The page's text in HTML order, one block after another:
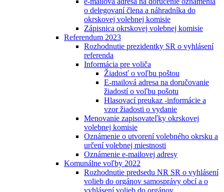
o delegovaní člena a náhradníka do
okrskovej volebnej komisie
Zápisnica okrskovej volebnej komisie
Referendum 2023
Rozhodnutie prezidentky SR o vyhlásení
referenda
Informácia pre voliča
Žiadosť o voľbu poštou
E-mailová adresa na doručovanie
žiadostí o voľbu pošotu
Hlasovací preukaz -informácie a
vzor žiadosti o vydanie
Menovanie zapisovateľky okrskovej
volebnej komisie
Oznámenie o utvorení volebného okrsku a
určení volebnej miestnosti
Oznámenie e-mailovej adresy
Komunálne voľby 2022
Rozhodnutie predsedu NR SR o vyhlásení
volieb do orgánov samosprávy obcí a o
vyhlásení volieb do orgánov